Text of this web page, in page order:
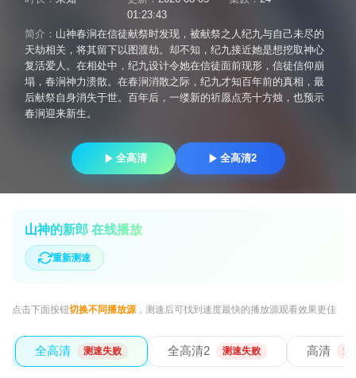
01:23:43
简介： 山神春涧在信徒献祭时发现，被献祭之人纪九与自己未尽的
天劫相关，将其留下以图渡劫。却不知，纪九接近她是想挖取神心
复活爱人。在相处中，纪九设计令她在信徒面前现形，信徒信仰崩
塌，春涧神力溃散。在春涧消散之际，纪九才知百年前的真相，最
后献祭自身消失于世。百年后，一缕新的祈愿点亮十方烛，也预示
春涧迎来新生。
全高清 全高清2
山神的新郎 在线播放
重新测速
点击下面按钮切换不同播放源，测速后可找到速度最快的播放源观看效果更佳
全高清 测速失败 全高清2 测速失败 高清 测